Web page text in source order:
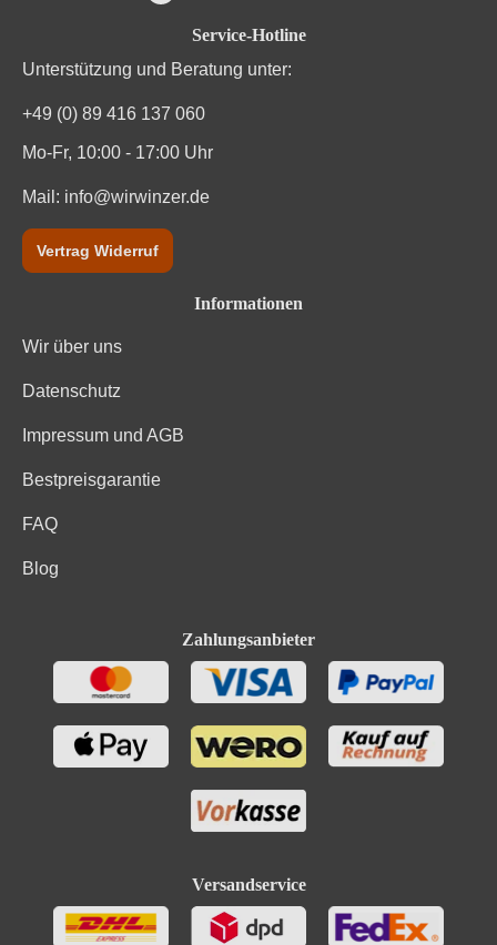
Durchschnittliche nährwertangaben
Kohlenhydrate
Kohlenhydrate davon Zucker
Zutaten
Trauben, Konservierungsstoffe (Sulfite). Enthält
geringfügige Mengen von Fett, gesättigten Fettsäuren,
Service-Hotline
Unterstützung und Beratung unter:
+49 (0) 89 416 137 060
Mo-Fr, 10:00 - 17:00 Uhr
Mail: info@wirwinzer.de
Vertrag Widerruf
Informationen
Wir über uns
Datenschutz
Impressum und AGB
Bestpreisgarantie
FAQ
Blog
Zahlungsanbieter
Versandservice